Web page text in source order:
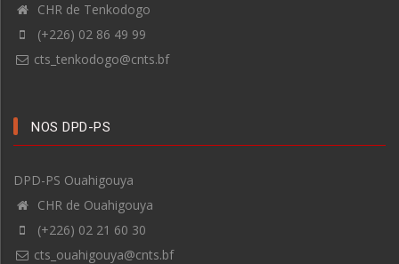
CHR de Tenkodogo
(+226) 02 86 49 99
cts_tenkodogo@cnts.bf
NOS DPD-PS
DPD-PS Ouahigouya
CHR de Ouahigouya
(+226) 02 21 60 30
cts_ouahigouya@cnts.bf